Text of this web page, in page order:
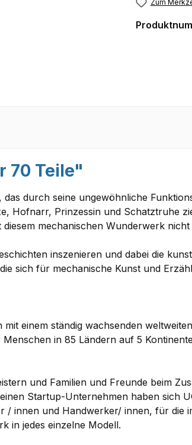
Zum
70 Teile"
durch seine ungewöhnliche
Hofnarr, Prinzessin und Schatztruhe
mechanischen Wunderwerk
inszenieren und dabei die
sich für mechanische Kunst und
einem ständig wachsenden
in 85 Ländern auf 5
und Familien und Freunde beim
Startup-Unternehmen haben sich
innen und Handwerker/ innen, für die
in jedes einzelne Modell.